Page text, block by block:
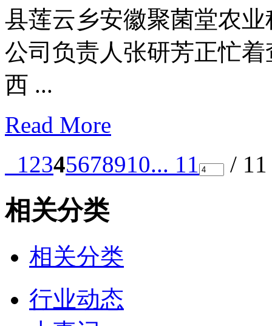
县莲云乡安徽聚菌堂农
公司负责人张研芳正忙
西 ...
Read More
12345678910... 11 /
相关分类
相关分类
行业动态